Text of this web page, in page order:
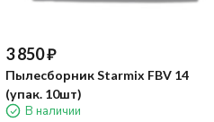
3 850₽
Пылесборник Starmix FBV 14
(упак. 10шт)
В наличии